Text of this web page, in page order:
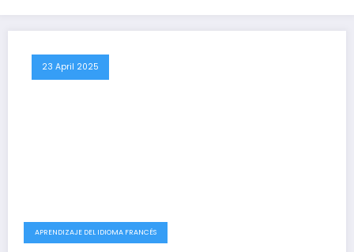
23 April 2025
APRENDIZAJE DEL IDIOMA FRANCÉS